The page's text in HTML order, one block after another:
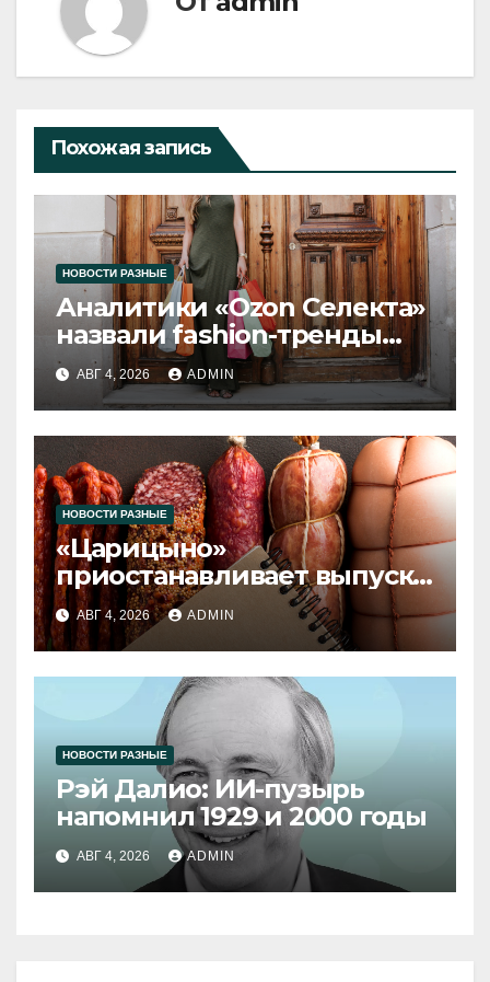
Похожая запись
НОВОСТИ РАЗНЫЕ
Аналитики «Ozon Селекта»
назвали fashion-тренды
2026 года
АВГ 4, 2026 ADMIN
НОВОСТИ РАЗНЫЕ
«Царицыно»
приостанавливает выпуск
продукции
АВГ 4, 2026 ADMIN
НОВОСТИ РАЗНЫЕ
Рэй Далио: ИИ-пузырь
напомнил 1929 и 2000 годы
АВГ 4, 2026 ADMIN